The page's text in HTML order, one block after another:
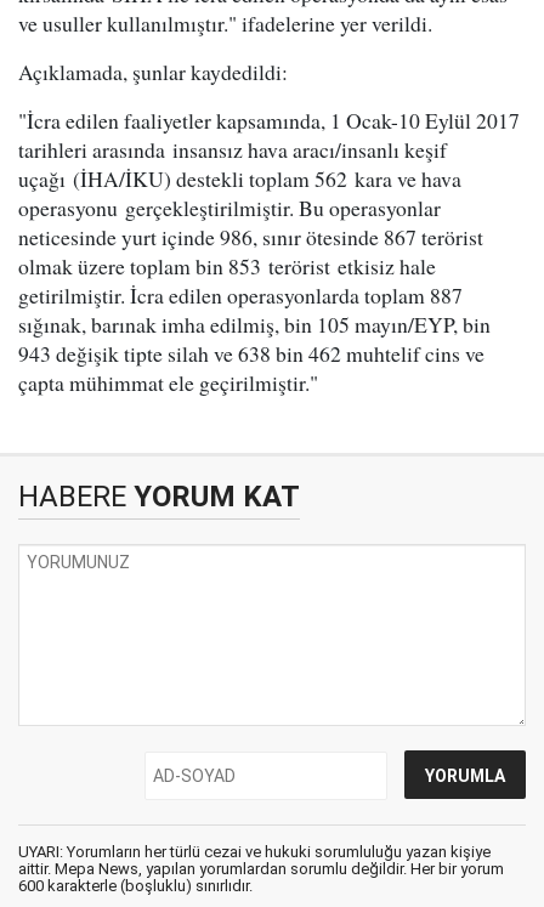
ve usuller kullanılmıştır." ifadelerine yer verildi.
Açıklamada, şunlar kaydedildi:
"İcra edilen faaliyetler kapsamında, 1 Ocak-10 Eylül 2017
tarihleri arasında insansız hava aracı/insanlı keşif
uçağı (İHA/İKU) destekli toplam 562 kara ve hava
operasyonu gerçekleştirilmiştir. Bu operasyonlar
neticesinde yurt içinde 986, sınır ötesinde 867 terörist
olmak üzere toplam bin 853 terörist etkisiz hale
getirilmiştir. İcra edilen operasyonlarda toplam 887
sığınak, barınak imha edilmiş, bin 105 mayın/EYP, bin
943 değişik tipte silah ve 638 bin 462 muhtelif cins ve
çapta mühimmat ele geçirilmiştir."
HABERE YORUM KAT
UYARI: Yorumların her türlü cezai ve hukuki sorumluluğu yazan kişiye
aittir. Mepa News, yapılan yorumlardan sorumlu değildir. Her bir yorum
600 karakterle (boşluklu) sınırlıdır.